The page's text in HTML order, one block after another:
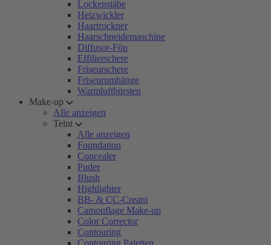
Lockenstäbe
Heizwickler
Haartrockner
Haarschneidemaschine
Diffusor-Fön
Effilierschere
Friseurschere
Friseurumhänge
Warmluftbürsten
Make-up
Alle anzeigen
Teint
Alle anzeigen
Foundation
Concealer
Puder
Blush
Highlighter
BB- & CC-Cream
Camouflage Make-up
Color Corrector
Contouring
Contouring Paletten